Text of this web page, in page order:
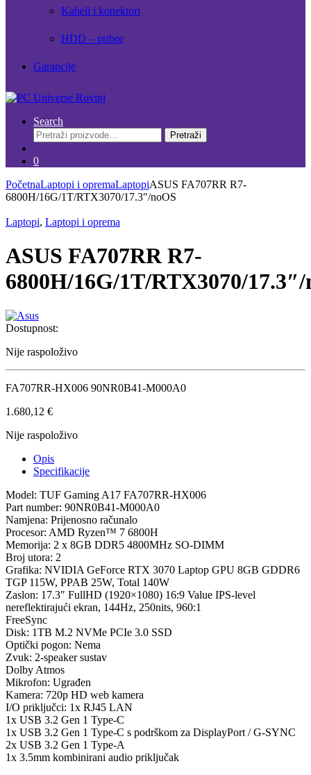
Kabeli i konektori
HDD – pribor
Garancije
Search
Pretraži:
Pretraži
0
PočetnaLaptopi i opremaLaptopiASUS FA707RR R7-
6800H/16G/1T/RTX3070/17.3″/noOS
Laptopi, Laptopi i oprema
ASUS FA707RR R7-
6800H/16G/1T/RTX3070/17.3″/
Dostupnost:
Nije raspoloživo
FA707RR-HX006 90NR0B41-M000A0
1.680,12 €
Nije raspoloživo
Opis
Specifikacije
Model: TUF Gaming A17 FA707RR-HX006
Part number: 90NR0B41-M000A0
Namjena: Prijenosno računalo
Procesor: AMD Ryzen™ 7 6800H
Memorija: 2 x 8GB DDR5 4800MHz SO-DIMM
Broj utora: 2
Grafika: NVIDIA GeForce RTX 3070 Laptop GPU 8GB GDDR6
TGP 115W, PPAB 25W, Total 140W
Zaslon: 17.3″ FullHD (1920×1080) 16:9 Value IPS-level
nereflektirajući ekran, 144Hz, 250nits, 960:1
FreeSync
Disk: 1TB M.2 NVMe PCIe 3.0 SSD
Optički pogon: Nema
Zvuk: 2-speaker sustav
Dolby Atmos
Mikrofon: Ugrađen
Kamera: 720p HD web kamera
I/O priključci: 1x RJ45 LAN
1x USB 3.2 Gen 1 Type-C
1x USB 3.2 Gen 1 Type-C s podrškom za DisplayPort / G-SYNC
2x USB 3.2 Gen 1 Type-A
1x 3.5mm kombinirani audio priključak